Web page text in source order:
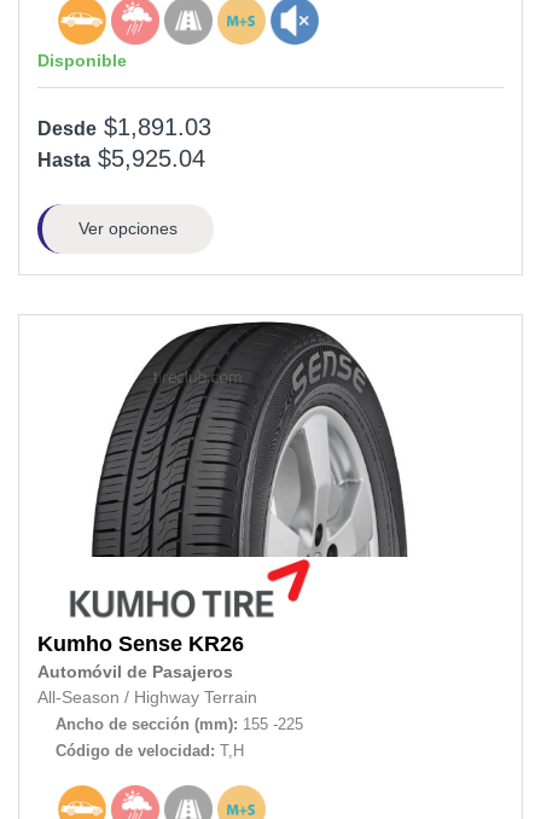
Disponible
Desde $1,891.03
Hasta $5,925.04
Ver opciones
Kumho Sense KR26
Automóvil de Pasajeros
All-Season / Highway Terrain
Ancho de sección (mm): 155 -225
Código de velocidad: T,H